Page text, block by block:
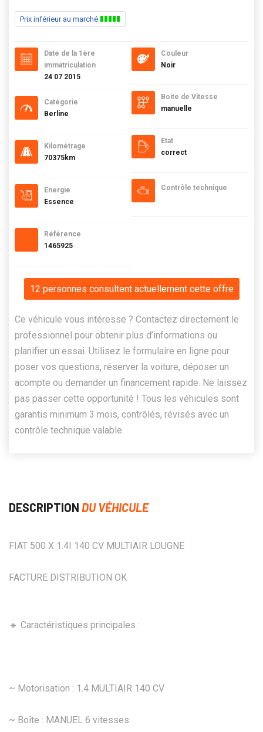
Prix inférieur au marché
Date de la 1ère
immatriculation
24 07 2015
Catégorie
Berline
Kilométrage
70375km
Energie
Essence
Référence
1465925
Couleur
Noir
Boite de Vitesse
manuelle
Etat
correct
Contrôle technique
12 personnes consultent actuellement cette offre
Ce véhicule vous intéresse ? Contactez directement le
professionnel pour obtenir plus d’informations ou
planifier un essai. Utilisez le formulaire en ligne pour
poser vos questions, réserver la voiture, déposer un
acompte ou demander un financement rapide. Ne laissez
pas passer cette opportunité ! Tous les véhicules sont
garantis minimum 3 mois, contrôlés, révisés avec un
contrôle technique valable.
DESCRIPTION DU VÉHICULE
FIAT 500 X 1.4I 140 CV MULTIAIR LOUGNE
FACTURE DISTRIBUTION OK
🔹 Caractéristiques principales :
~ Motorisation : 1.4 MULTIAIR 140 CV
~ Boîte : MANUEL 6 vitesses